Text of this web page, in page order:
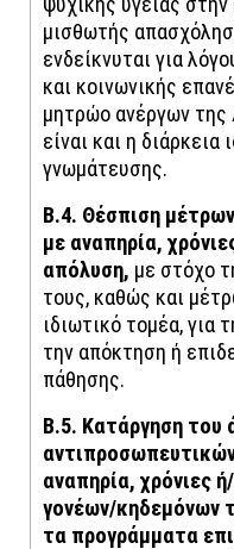
μισθωτής
ενδείκνυται για
και κοινωνικής
μητρώο ανέργων της
είναι και η
γνωμάτευσης.
Β.4. Θέσπιση
με αναπηρία,
απόλυση, με στόχο
τους, καθώς και
ιδιωτικό τομέα, για
την απόκτηση ή
πάθησης.
Β.5. Κατάργηση του
αναπηρία, χρόνιες
γονέων/κηδεμόνων
τα προγράμματα